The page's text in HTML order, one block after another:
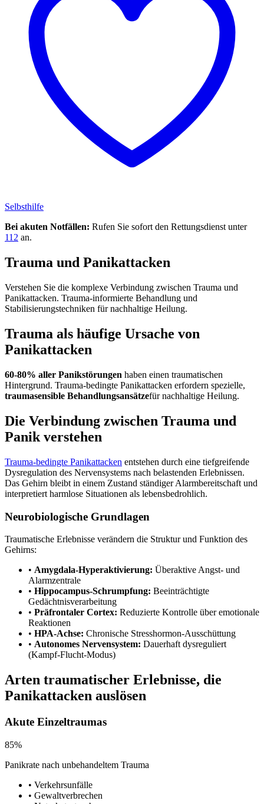
Selbsthilfe
Bei akuten Notfällen: Rufen Sie sofort den Rettungsdienst unter
112 an.
Trauma und Panikattacken
Verstehen Sie die komplexe Verbindung zwischen Trauma und
Panikattacken. Trauma-informierte Behandlung und
Stabilisierungstechniken für nachhaltige Heilung.
Trauma als häufige Ursache von
Panikattacken
60-80% aller Panikstörungen haben einen traumatischen
Hintergrund. Trauma-bedingte Panikattacken erfordern spezielle,
traumasensible Behandlungsansätzefür nachhaltige Heilung.
Die Verbindung zwischen Trauma und
Panik verstehen
Trauma-bedingte Panikattacken entstehen durch eine tiefgreifende
Dysregulation des Nervensystems nach belastenden Erlebnissen.
Das Gehirn bleibt in einem Zustand ständiger Alarmbereitschaft und
interpretiert harmlose Situationen als lebensbedrohlich.
Neurobiologische Grundlagen
Traumatische Erlebnisse verändern die Struktur und Funktion des
Gehirns:
• Amygdala-Hyperaktivierung: Überaktive Angst- und
Alarmzentrale
• Hippocampus-Schrumpfung: Beeinträchtigte
Gedächtnisverarbeitung
• Präfrontaler Cortex: Reduzierte Kontrolle über emotionale
Reaktionen
• HPA-Achse: Chronische Stresshormon-Ausschüttung
• Autonomes Nervensystem: Dauerhaft dysreguliert
(Kampf-Flucht-Modus)
Arten traumatischer Erlebnisse, die
Panikattacken auslösen
Akute Einzeltraumas
85%
Panikrate nach unbehandeltem Trauma
• Verkehrsunfälle
• Gewaltverbrechen